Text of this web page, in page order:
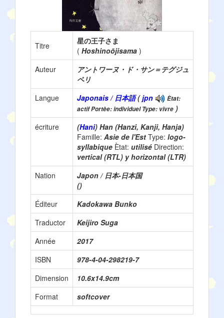
Titre
星の王子さま
( Hoshinoōjisama )
Auteur
アントワーヌ・ド・サン＝テグジュ
ペリ
Langue
Japonais / 日本語(jpn
Ètat:
actif Portèe: individuel Type: vivre )
écriture
(Hani) Han (Hanzi, Kanji, Hanja)
Famille: Asie de l'Est Type: logo-
syllabique Ètat: utilisé Direction:
vertical (RTL) y horizontal (LTR)
Nation
Japon / 日本-日本国
()
Éditeur
Kadokawa Bunko
Traductor
Keijiro Suga
Année
2017
ISBN
978-4-04-298219-7
Dimension
10.6x14.9cm
Format
softcover